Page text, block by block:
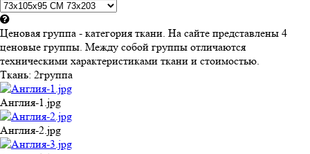
Ценовая группа - категория ткани. На сайте представлены 4
ценовые группы. Между собой группы отличаются
техническими характеристиками ткани и стоимостью.
Ткань: 2группа
Англия-1.jpg
Англия-2.jpg